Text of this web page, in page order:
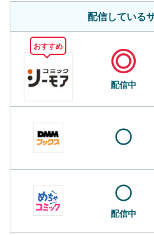
配信している
おすすめ
配信中
配信中